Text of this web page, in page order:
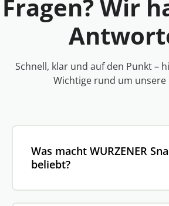
Fragen? Wir
Schnell, klar und auf den Punkt –
Wichtige rund um
Was macht WURZENER
beliebt?